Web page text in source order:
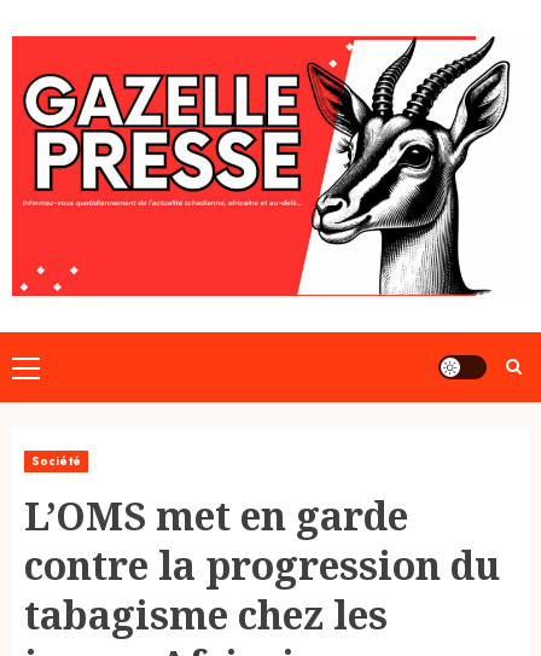
to
content
Primary
Menu
Société
L’OMS met en garde
contre la progression du
tabagisme chez les